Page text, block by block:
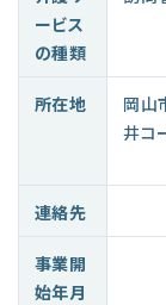
ービス
の種類
所在地
岡山
井コ
連絡先
事業開
始年月